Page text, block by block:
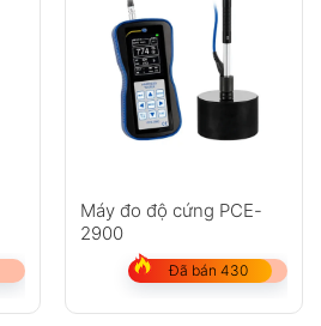
Máy đo độ cứng PCE-
2900
Đã bán 430